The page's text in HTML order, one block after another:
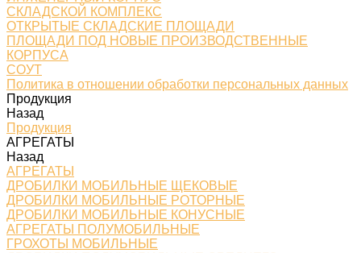
СКЛАДСКОЙ КОМПЛЕКС
ОТКРЫТЫЕ СКЛАДСКИЕ ПЛОЩАДИ
ПЛОЩАДИ ПОД НОВЫЕ ПРОИЗВОДСТВЕННЫЕ
КОРПУСА
СОУТ
Политика в отношении обработки персональных данных
Продукция
Назад
Продукция
АГРЕГАТЫ
Назад
АГРЕГАТЫ
ДРОБИЛКИ МОБИЛЬНЫЕ ЩЕКОВЫЕ
ДРОБИЛКИ МОБИЛЬНЫЕ РОТОРНЫЕ
ДРОБИЛКИ МОБИЛЬНЫЕ КОНУСНЫЕ
АГРЕГАТЫ ПОЛУМОБИЛЬНЫЕ
ГРОХОТЫ МОБИЛЬНЫЕ